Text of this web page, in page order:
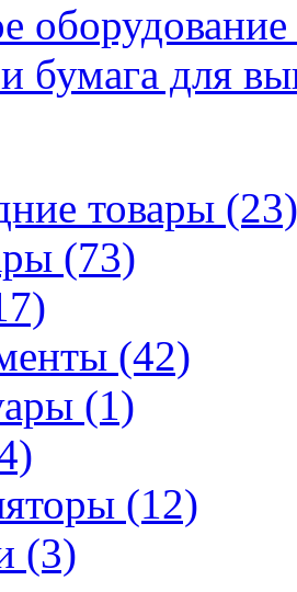
оборудование
бумага для
товары (23)
(73)
(42)
(1)
(12)
(3)